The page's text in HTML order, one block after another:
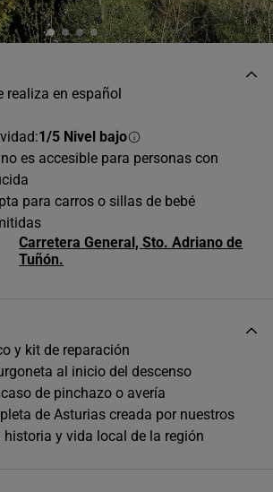
-
- +
1
2
6 7 8
9
13 14 15
16
realiza en español
1/5 Nivel bajo
es accesible para personas con
para carros o sillas de bebé
Carretera General, Sto. Adriano de
Tuñón.
y kit de reparación
al inicio del descenso
de pinchazo o avería
de Asturias creada por nuestros
historia y vida local de la región